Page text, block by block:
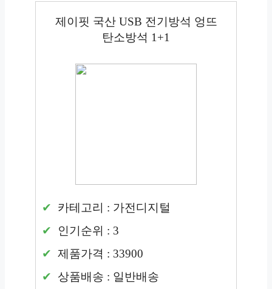
제이핏 국산 USB 전기방석 엉뜨
탄소방석 1+1
카테고리 : 가전디지털
인기순위 : 3
제품가격 : 33900
상품배송 : 일반배송